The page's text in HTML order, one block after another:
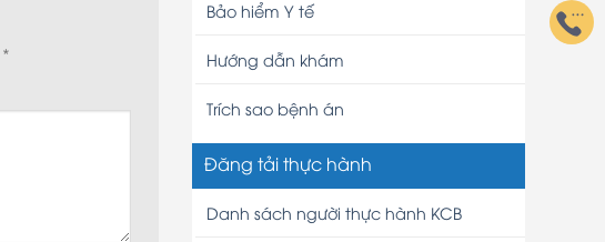
*
Bảo hiểm Y tế
Hướng dẫn khám
Trích sao bệnh án
Đăng tải thực hành
Danh sách người thực hành KCB